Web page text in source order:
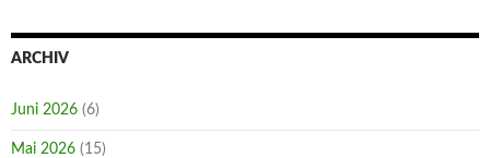
ARCHIV
Juni 2026 (6)
Mai 2026 (15)